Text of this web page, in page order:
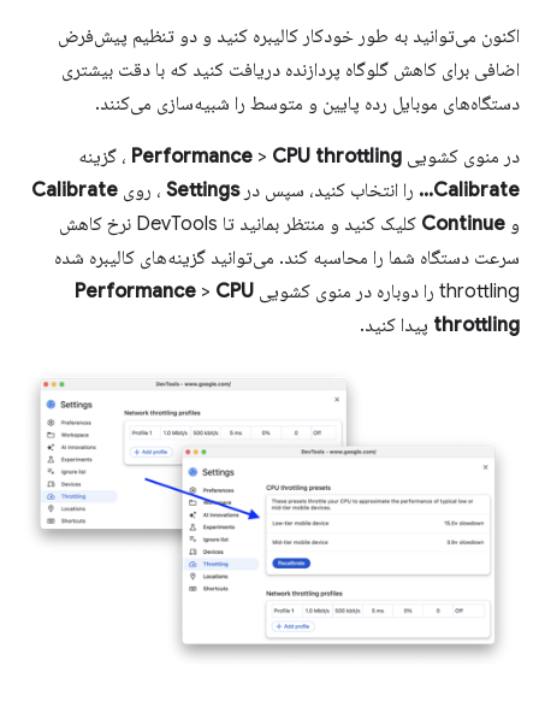
اکنون می‌توانید به طور خودکار کالیبره کنید و دو تنظیم پیش‌فرض
اضافی برای کاهش گلوگاه پردازنده دریافت کنید که با دقت بیشتری
دستگاه‌های موبایل رده پایین و متوسط ​​را شبیه‌سازی می‌کنند.
در منوی کشویی Performance > CPU throttling
، گزینه
Calibrate...
را انتخاب کنید، سپس درSettings ، روی Calibrate
و Continue
کلیک کنید و منتظر بمانید تا DevTools نرخ کاهش
سرعت دستگاه شما را محاسبه کند. می‌توانید گزینه‌های کالیبره شده
throttling را دوباره در منوی کشویی
Performance > CPU
throttling پیدا کنید.